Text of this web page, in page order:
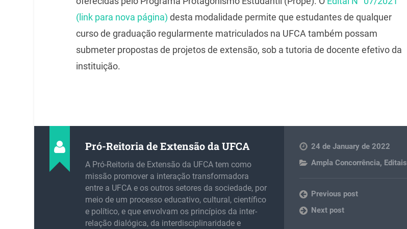
(link para nova página) desta modalidade permite que estudantes de qualquer
curso de graduação regularmente matriculados na UFCA também possam
submeter propostas de projetos de extensão, sob a tutoria de docente efetivo da
instituição.
Pró-Reitoria de Extensão da UFCA
A Pró-Reitoria de Extensão da UFCA tem como
missão promover a interação transformadora
entre a UFCA e os outros setores da sociedade, por
meio de um processo educativo, cultural, científico
e político, e que envolvam os princípios da inter-
relação dialógica, da interdisciplinaridade e
24 de January de 2022
Ampla Concorrência, Editais
Previous post
Next post